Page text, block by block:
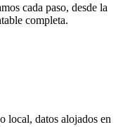
cada paso, desde la
completa.
local, datos alojados en